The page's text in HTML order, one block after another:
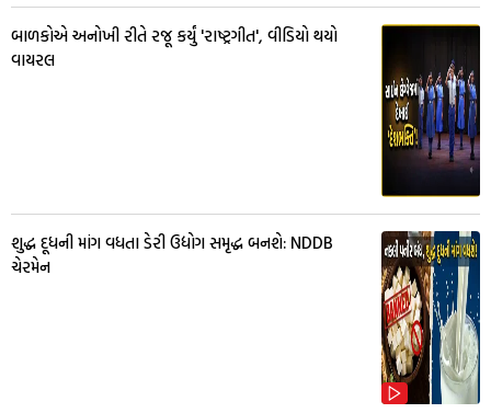
બાળકોએ અનોખી રીતે રજૂ કર્યું 'રાષ્ટ્રગીત', વીડિયો થયો
વાયરલ
શુદ્ધ દૂધની માંગ વધતા ડેરી ઉદ્યોગ સમૃદ્ધ બનશે: NDDB
ચેરમેન